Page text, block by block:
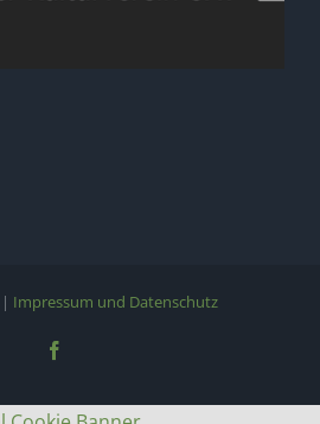
Impressum und Datenschutz